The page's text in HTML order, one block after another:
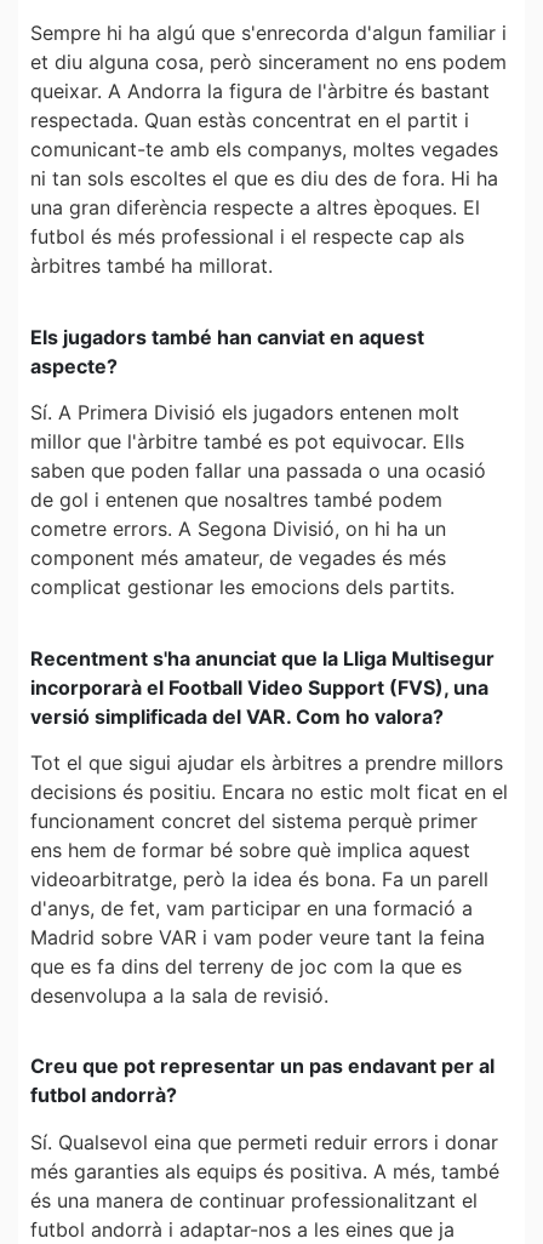
Sempre hi ha algú que s'enrecorda d'algun familiar i
et diu alguna cosa, però sincerament no ens podem
queixar. A Andorra la figura de l'àrbitre és bastant
respectada. Quan estàs concentrat en el partit i
comunicant-te amb els companys, moltes vegades
ni tan sols escoltes el que es diu des de fora. Hi ha
una gran diferència respecte a altres èpoques. El
futbol és més professional i el respecte cap als
àrbitres també ha millorat.
Els jugadors també han canviat en aquest
aspecte?
Sí. A Primera Divisió els jugadors entenen molt
millor que l'àrbitre també es pot equivocar. Ells
saben que poden fallar una passada o una ocasió
de gol i entenen que nosaltres també podem
cometre errors. A Segona Divisió, on hi ha un
component més amateur, de vegades és més
complicat gestionar les emocions dels partits.
Recentment s'ha anunciat que la Lliga Multisegur
incorporarà el Football Video Support (FVS), una
versió simplificada del VAR. Com ho valora?
Tot el que sigui ajudar els àrbitres a prendre millors
decisions és positiu. Encara no estic molt ficat en el
funcionament concret del sistema perquè primer
ens hem de formar bé sobre què implica aquest
videoarbitratge, però la idea és bona. Fa un parell
d'anys, de fet, vam participar en una formació a
Madrid sobre VAR i vam poder veure tant la feina
que es fa dins del terreny de joc com la que es
desenvolupa a la sala de revisió.
Creu que pot representar un pas endavant per al
futbol andorrà?
Sí. Qualsevol eina que permeti reduir errors i donar
més garanties als equips és positiva. A més, també
és una manera de continuar professionalitzant el
futbol andorrà i adaptar-nos a les eines que ja